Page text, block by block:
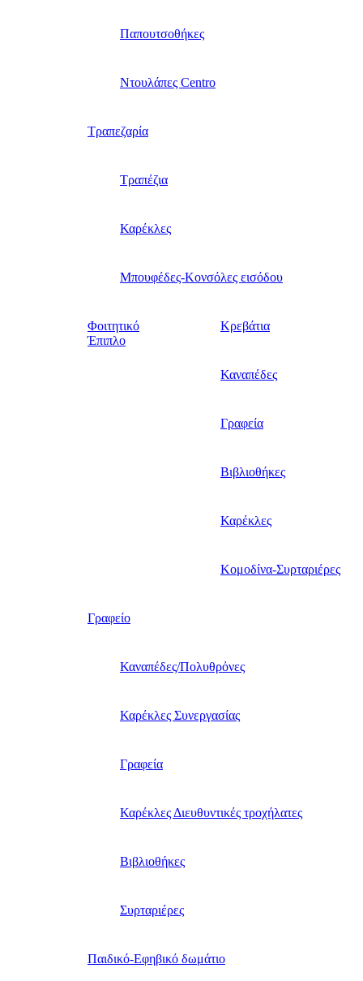
Παπουτσοθήκες
Ντουλάπες Centro
Τραπεζαρία
Τραπέζια
Καρέκλες
Μπουφέδες-Κονσόλες εισόδου
Φοιτητικό
Έπιπλο
Κρεβάτια
Καναπέδες
Γραφεία
Βιβλιοθήκες
Καρέκλες
Κομοδίνα-Συρταριέρες
Γραφείο
Καναπέδες/Πολυθρὀνες
Καρέκλες Συνεργασίας
Γραφεία
Καρέκλες Διευθυντικές τροχήλατες
Βιβλιοθήκες
Συρταριέρες
Παιδικό-Εφηβικό δωμάτιο